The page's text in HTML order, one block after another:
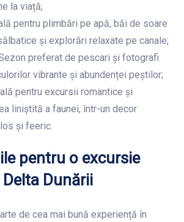
la viață;
pentru plimbări pe apă, băi de soare
și explorări relaxate pe canale;
preferat de pescari și fotografi
vibrante și abundenței peștilor;
pentru excursii romantice și
liniștită a faunei, într-un decor
și feeric.
pentru o excursie
Dunării
de cea mai bună experiență în